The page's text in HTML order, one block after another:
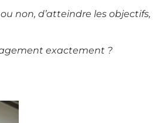
non, d’atteindre les objectifs,
exactement ?